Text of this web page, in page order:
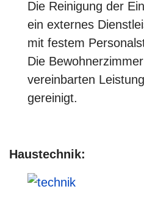
Die Reinigung der
ein externes
mit festem
Die
vereinbarten
gereinigt.
Haustechnik: